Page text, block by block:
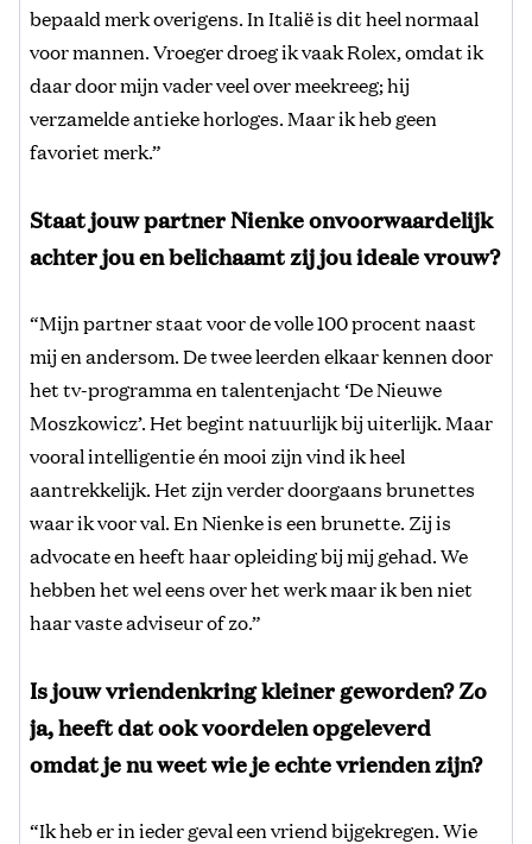
bepaald merk overigens. In Italië is dit heel normaal
voor mannen. Vroeger droeg ik vaak Rolex, omdat ik
daar door mijn vader veel over meekreeg; hij
verzamelde antieke horloges. Maar ik heb geen
favoriet merk.”
Staat jouw partner Nienke onvoorwaardelijk
achter jou en belichaamt zij jou ideale vrouw?
“Mijn partner staat voor de volle 100 procent naast
mij en andersom. De twee leerden elkaar kennen door
het tv-programma en talentenjacht ‘De Nieuwe
Moszkowicz’. Het begint natuurlijk bij uiterlijk. Maar
vooral intelligentie én mooi zijn vind ik heel
aantrekkelijk. Het zijn verder doorgaans brunettes
waar ik voor val. En Nienke is een brunette. Zij is
advocate en heeft haar opleiding bij mij gehad. We
hebben het wel eens over het werk maar ik ben niet
haar vaste adviseur of zo.”
Is jouw vriendenkring kleiner geworden? Zo
ja, heeft dat ook voordelen opgeleverd
omdat je nu weet wie je echte vrienden zijn?
“Ik heb er in ieder geval een vriend bijgekregen. Wie